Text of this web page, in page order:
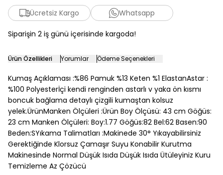
Ücretsiz Kargo Whatsapp
Siparişin 2 iş günü içerisinde kargoda!
Ürün Özellikleri Yorumlar Ödeme Seçenekleri
Kumaş Açıklaması :%86 Pamuk %13 Keten %1 ElastanAstar :
%100 Polyesterİçi kendi renginden astarlı v yaka ön kısmı
boncuk bağlama detaylı çizgili kumaştan kolsuz
yelek.ÜrünManken Ölçüleri :Ürün Boy Ölçüsü: 43 cm Göğüs:
23 cm Manken Ölçüleri: Boy:1.77 Göğüs:82 Bel:62 Basen:90
Beden:SYıkama Talimatları :Makinede 30° Yıkayabilirsiniz
Gerektiğinde Klorsuz Çamaşır Suyu Konabilir Kurutma
Makinesinde Normal Düşük Isıda Düşük Isıda Ütüleyiniz Kuru
Temizleme Az Çözücü